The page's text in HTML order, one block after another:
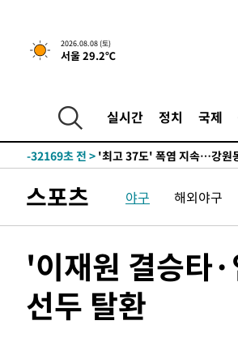
2026.08.08 (토)
서울 29.2℃
실시간 정치 국제
-25315초 전 >
[속보]뉴욕증시 상승 마감
-32169초 전 >
-25295초 전 > [속보]뉴욕증시 상승 마감
-25315초 전 >
[속보]뉴욕증시 상승 마감
스포츠 야구 해외야구
'이재원 결승타
선두 탈환